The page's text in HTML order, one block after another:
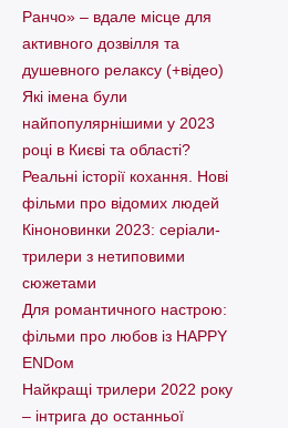
Ранчо» – вдале місце для
активного дозвілля та
душевного релаксу (+відео)
Які імена були
найпопулярнішими у 2023
році в Києві та області?
Реальні історії кохання. Нові
фільми про відомих людей
Кіноновинки 2023: серіали-
трилери з нетиповими
сюжетами
Для романтичного настрою:
фільми про любов із HAPPY
ENDом
Найкращі трилери 2022 року
– інтрига до останньої